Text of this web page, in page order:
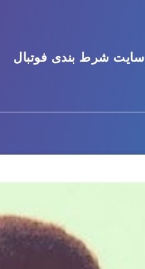
سایت شرط بندی فوتبال